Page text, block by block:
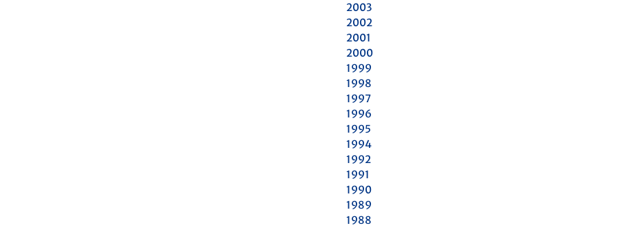
2003
2002
2001
2000
1999
1998
1997
1996
1995
1994
1992
1991
1990
1989
1988